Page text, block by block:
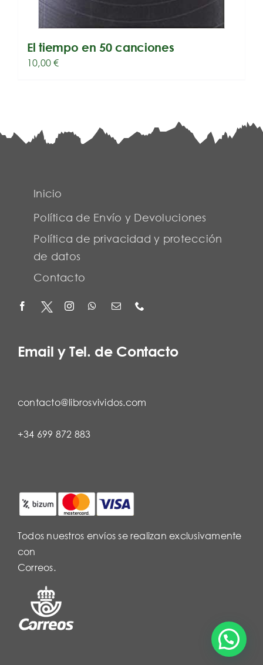
El tiempo en 50 canciones
10,00€
Inicio
Política de Envío y Devoluciones
Política de privacidad y protección
de datos
Contacto
Email y Tel. de Contacto
contacto@librosvividos.com
+34 699 872 883
Todos nuestros envíos se realizan exclusivamente
con
Correos.